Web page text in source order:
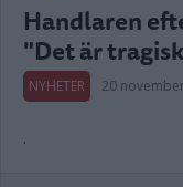
Handlaren
"Det är
NYHETER 20
.